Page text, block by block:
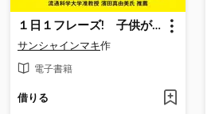
１日１フレーズ! 子供が英語好きになる!! 子育て英会話 ～朝の会話編～
サンシャインマキ作
電子書籍
借りる